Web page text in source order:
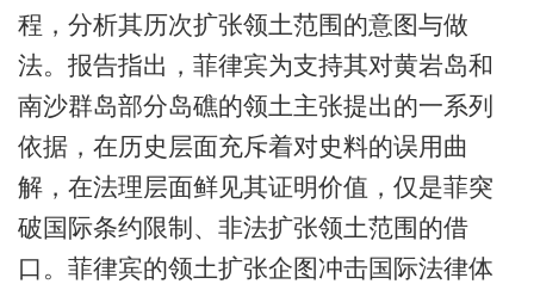
程，分析其历次扩张领土范围的意图与做
法。报告指出，菲律宾为支持其对黄岩岛和
南沙群岛部分岛礁的领土主张提出的一系列
依据，在历史层面充斥着对史料的误用曲
解，在法理层面鲜见其证明价值，仅是菲突
破国际条约限制、非法扩张领土范围的借
口。菲律宾的领土扩张企图冲击国际法律体